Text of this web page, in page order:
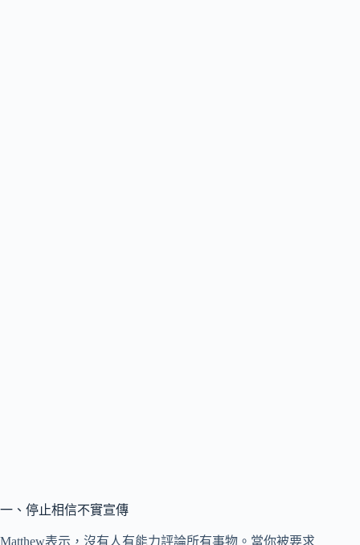
一、停止相信不實宣傳
Matthew表示，沒有人有能力評論所有事物。當你被要求